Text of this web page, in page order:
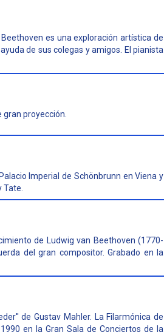
es una exploración artística de
de sus colegas y amigos. El pianista
proyección.
Imperial de Schönbrunn en Viena y
Tate.
de Ludwig van Beethoven (1770-
del gran compositor. Grabado en la
de Gustav Mahler. La Filarmónica de
en la Gran Sala de Conciertos de la